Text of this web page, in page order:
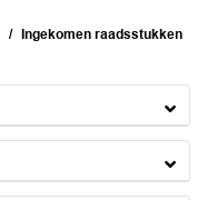
Ingekomen raadsstukken